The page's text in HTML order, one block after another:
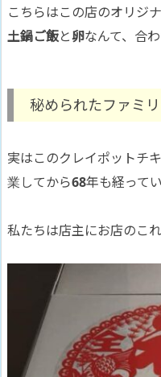
こちらはこの店のオリジ
土鍋ご飯と卵なんて、合
秘められたファミ
実はこのクレイポットチ
業してから68年も経って
私たちは店主にお店のこ